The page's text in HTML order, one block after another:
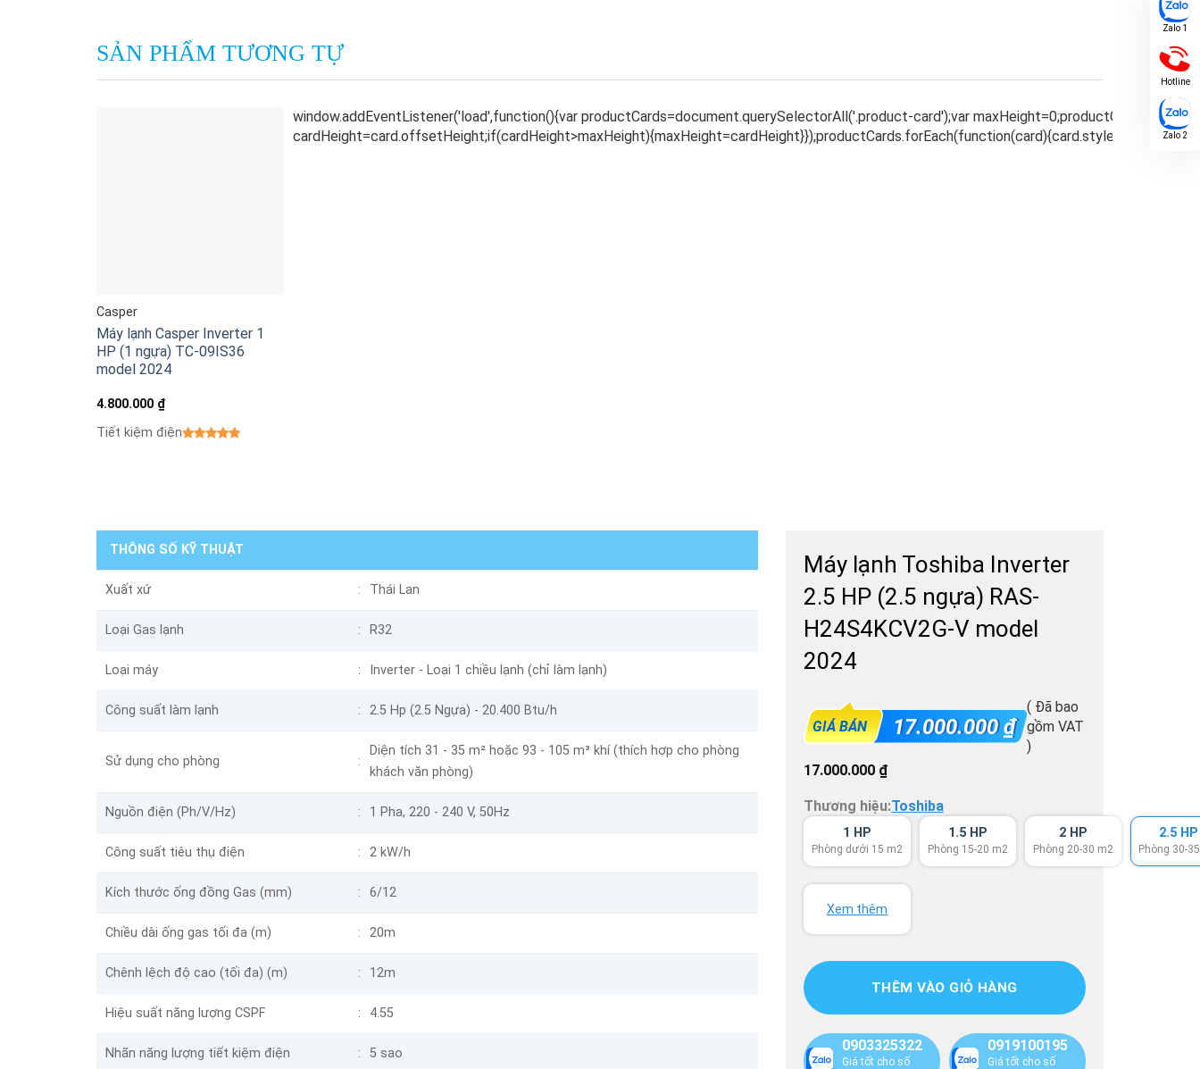
SẢN PHẨM TƯƠNG TỰ
Casper
Máy lạnh Casper Inverter 1
HP (1 ngựa) TC-09IS36
model 2024
4.800.000 ₫
Tiết kiệm điện
THÔNG SỐ KỸ THUẬT
Xuất xứ Thái Lan
Loại Gas lạnh R32
Loại máy Inverter - Loại 1 chiều lạnh (chỉ làm lạnh)
Công suất làm lạnh 2.5 Hp (2.5 Ngựa) - 20.400 Btu/h
Sử dụng cho phòng
Diện tích 31 - 35 m² hoặc 93 - 105 m³ khí (thích hợp cho phòng
khách văn phòng)
Nguồn điện (Ph/V/Hz) 1 Pha, 220 - 240 V, 50Hz
Công suất tiêu thụ điện 2 kW/h
Kích thước ống đồng Gas (mm) 6/12
Chiều dài ống gas tối đa (m) 20m
Chênh lệch độ cao (tối đa) (m) 12m
Hiệu suất năng lượng CSPF 4.55
Nhãn năng lượng tiết kiệm điện 5 sao
Máy lạnh Toshiba Inverter
2.5 HP (2.5 ngựa) RAS-
H24S4KCV2G-V model
2024
GIÁ BÁN 17.000.000₫
( Đã bao
gồm VAT
)
17.000.000 ₫
Thương hiệu:Toshiba
1 HP
Phòng dưới 15 m2
1.5 HP
Phòng 15-20 m2
2 HP
Phòng 20-30 m2
2.5 HP
Phòng 30-
Xem thêm
THÊM VÀO GIỎ HÀNG
0903325322
Giá tốt cho số
0919100195
Giá tốt cho số
Zalo 1
Hotline
Zalo 2